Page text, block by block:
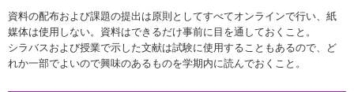
資料の配布および課題の提出は原則としてすべてオンラインで行い、紙
媒体は使用しない。資料はできるだけ事前に目を通しておくこと。
シラバスおよび授業で示した文献は試験に使用することもあるので、ど
れか一部でよいので興味のあるものを学期内に読んでおくこと。